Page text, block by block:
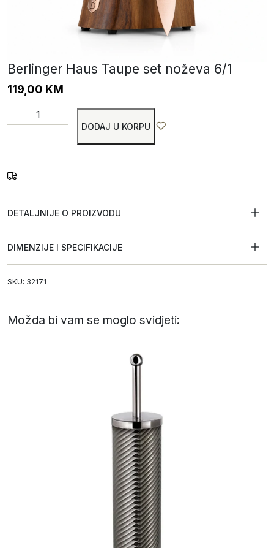
Berlinger Haus Taupe set noževa 6/1
119,00 KM
DODAJ U KORPU
DETALJNIJE O PROIZVODU
DIMENZIJE I SPECIFIKACIJE
SKU: 32171
Možda bi vam se moglo svidjeti: